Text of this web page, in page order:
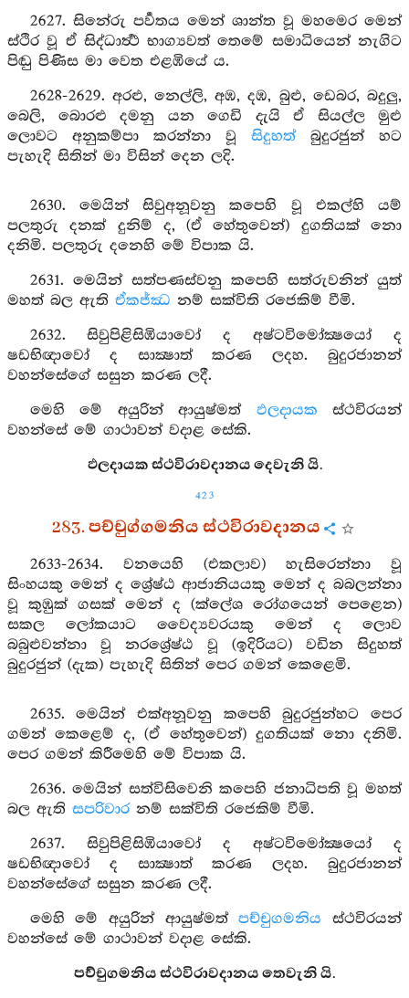
2627. සිනේරු පර්‍වතය මෙන් ශාන්ත වූ මහමෙර මෙන්
ස්ථිර වූ ඒ සිද්ධාර්‍ත්‍ථ භාග්‍යවත් තෙමේ සමාධියෙන් නැගිට
පිඬු පිණිස මා වෙත එළඹියේ ය.
2628-2629. අරළු, නෙල්ලි, අඹ, දඹ, බුළු, ඩෙබර, බදුලු,
බෙලි, බොරළු දමනු යන ගෙඩි දැයි ඒ සියල්ල මුළු
ලොවට අනුකම්පා කරන්නා වූ සිදුහත්බුදුරජුන් හට
පැහැදි සිතින් මා විසින් දෙන ලදි.
2630. මෙයින් සිවුඅනූවනු කපෙහි වූ එකල්හි යම්
පලතුරු දනක් දුනිම් ද, (ඒ හේතුවෙන්) දුගතියක් නො
දනිමි. පලතුරු දනෙහි මේ විපාක යි.
2631. මෙයින් සත්පණස්වනු කපෙහි සත්රුවනින් යුත්
මහත් බල ඇති ඒකජ්ඣ නම් සක්විති රජෙකිම් වීමි.
2632. සිවුපිළිසිඹියාවෝ ද අෂ්ටවිමෝක්‍ෂයෝ ද
ෂඩභිඥාවෝ ද සාක්‍ෂාත් කරණ ලදහ. බුදුරජානන්
වහන්සේගේ සසුන කරණ ලදී.
මෙහි මේ අයුරින් ආයුෂ්මත් ඵලදායක ස්ථවිරයන්
වහන්සේ මේ ගාථාවන් වදාළ සේකි.
ඵලදායක ස්ථවිරාවදානය දෙවැනි යි.
423
283. පච්චුග්ගමනිය ස්ථවිරාවදානය
2633-2634. වනයෙහි (එකලාව) හැසිරෙන්නා වූ
සිංහයකු මෙන් ද ශ්‍රේෂ්ඨ ආජානියයකු මෙන් ද බබලන්නා
වූ කුඹුක් ගසක් මෙන් ද (ක්ලේශ රෝගයෙන් පෙළෙන)
සකල ලෝකයාට වෛද්‍යවරයකු මෙන් ද ලොව
බබුළුවන්නා වූ නරශ්‍රේෂ්ඨ වූ (ඉදිරියට) වඩින සිදුහත්
බුදුරජුන් (දැක) පැහැදි සිතින් පෙර ගමන් කෙළෙමි.
2635. මෙයින් එක්අනූවනු කපෙහි බුදුරජුන්හට පෙර
ගමන් කෙළෙම් ද, (ඒ හේතුවෙන්) දුගතියක් නො දනිමි.
පෙර ගමන් කිරීමෙහි මේ විපාක යි.
2636. මෙයින් සත්විසිවෙනි කපෙහි ජනාධිපති වූ මහත්
බල ඇති සපරිවාරනම් සක්විති රජෙකිම් වීමි.
2637. සිවුපිළිසිඹියාවෝ ද අෂ්ටවිමෝක්‍ෂයෝ ද
ෂඩභිඥාවෝ ද සාක්‍ෂාත් කරණ ලදහ. බුදුරජානන්
වහන්සේගේ සසුන කරණ ලදී.
මෙහි මේ අයුරින් ආයුෂ්මත්පච්චුගමනිය ස්ථවිරයන්
වහන්සේ මේ ගාථාවන් වදාළ සේකි.
පච්චුගමනිය ස්ථවිරාවදානය තෙවැනි යි.